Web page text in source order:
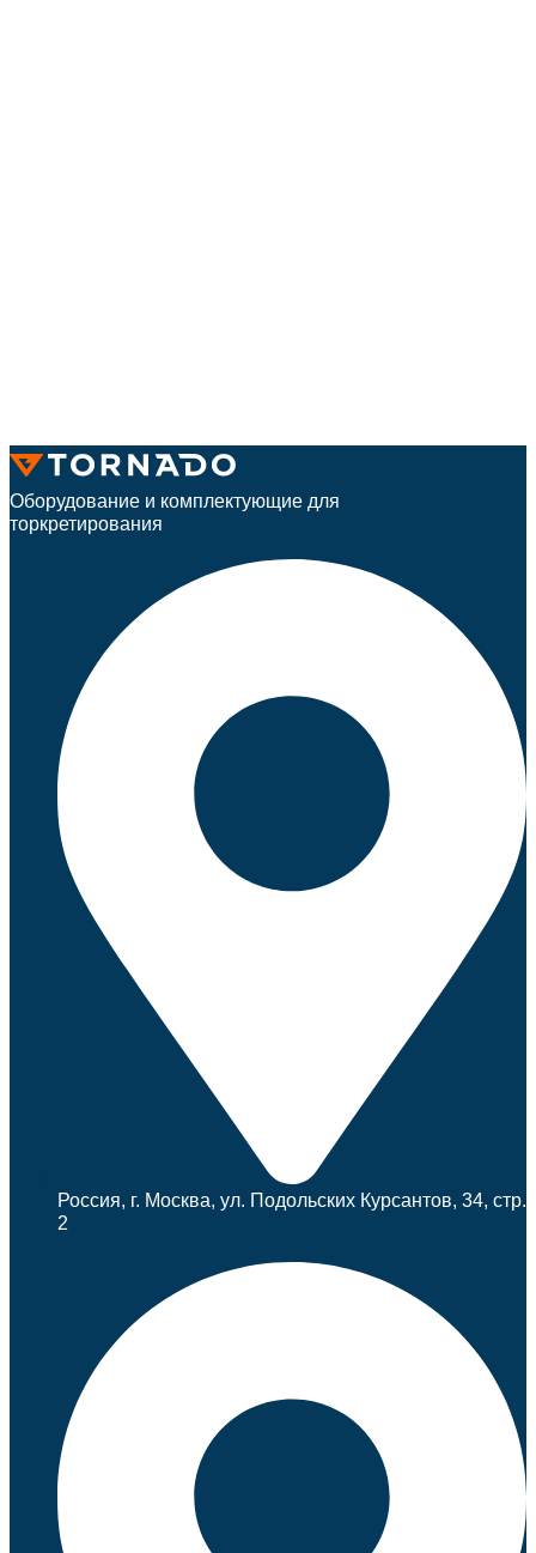
Оборудование и комплектующие для
торкретирования
Россия, г. Москва, ул. Подольских Курсантов, 34, стр.
2